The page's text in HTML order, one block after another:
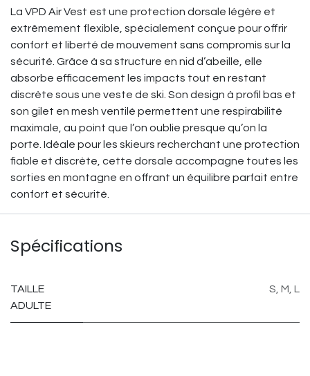
La VPD Air Vest est une protection dorsale légère et
extrêmement flexible, spécialement conçue pour offrir
confort et liberté de mouvement sans compromis sur la
sécurité. Grâce à sa structure en nid d’abeille, elle
absorbe efficacement les impacts tout en restant
discrète sous une veste de ski. Son design à profil bas et
son gilet en mesh ventilé permettent une respirabilité
maximale, au point que l’on oublie presque qu’on la
porte. Idéale pour les skieurs recherchant une protection
fiable et discrète, cette dorsale accompagne toutes les
sorties en montagne en offrant un équilibre parfait entre
confort et sécurité.
Spécifications
TAILLE
ADULTE
S M L